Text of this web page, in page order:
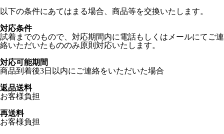
以下の条件にあてはまる場合、商品等を交換いたします。
対応条件
試着までのもので、対応期間内に電話もしくはメールにてご連
絡いただいたもののみ原則対応いたします。
対応可能期間
商品到着後3日以内にご連絡をいただいた場合
返品送料
お客様負担
再送料
お客様負担